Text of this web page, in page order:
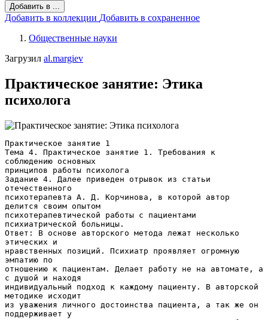
Добавить в ...
Добавить в коллекции Добавить в сохраненное
Общественные науки
Загрузил al.margiev
Практическое занятие: Этика
психолога
Практическое занятие 1
Тема 4. Практическое занятие 1. Требования к
соблюдению основных
принципов работы психолога
Задание 4. Далее приведен отрывок из статьи
отечественного
психотерапевта А. Д. Корчинова, в которой автор
делится своим опытом
психотерапевтической работы с пациентами
психиатрической больницы.
Ответ: В основе авторского метода лежат несколько
этических и
нравственных позиций. Психиатр проявляет огромную
эмпатию по
отношению к пациентам. Делает работу не на автомате, а
с душой и находя
индивидуальный подход к каждому пациенту. В авторской
методике исходит
из уважения личного достоинства пациента, а так же он
поддерживает у